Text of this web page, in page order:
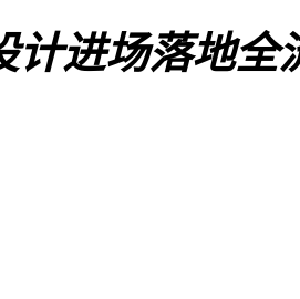
计进场落地全